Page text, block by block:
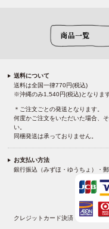
送料について
送料は全国一律770円(税込)
※沖縄のみ1,540円(税込)となります
＊ご注文ごとの発送となります。
何度かご注文をいただいた場合、
い。
同梱発送は承っておりません。
お支払い方法
銀行振込（みずほ・ゆうちょ）・
クレジットカード決済